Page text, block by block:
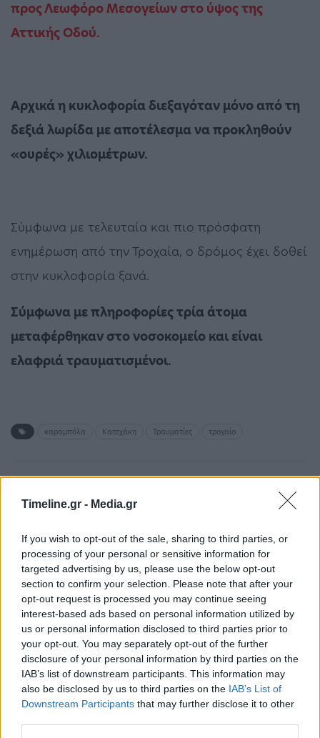
Timeline.gr - Media.gr
If you wish to opt-out of the sale, sharing to third parties, or
processing of your personal or sensitive information for
targeted advertising by us, please use the below opt-out
section to confirm your selection. Please note that after your
opt-out request is processed you may continue seeing
interest-based ads based on personal information utilized by
us or personal information disclosed to third parties prior to
your opt-out. You may separately opt-out of the further
disclosure of your personal information by third parties on the
IAB’s list of downstream participants. This information may
also be disclosed by us to third parties on the IAB’s List of
Downstream Participants that may further disclose it to other
προς Λεωφόρο Μεσογείων στο ύψος της
Αττικής Οδού.
Αρχικά η κυκλοφορία διεξαγόταν μόνο από τη
δεξιά λωρίδα με αποτέλεσμα να προκληθούν
«ουρές» χιλιομέτρων.
Σύμφωνα με τελευταία και πιο πρόσφατη
ενημέρωση από την Τροχαία, ο δρόμος έχει δοθεί
στην κυκλοφορία ξανά.
Σύμφωνα με πληροφορίες τρία άτομα
μεταφέρθηκαν στο νοσοκομείο και είναι
ελαφριά τραυματισμένοι.
καραμπόλα Κατεχάκη Τραυματίες τροχαίο
COVID-19: «Πυρά»
λαμβάνουν οι χώρες για
ταξιδιώτες από την Κίνα
-«Είναι μεροληπτικά»
Άκης Τσελέντης για
είμαστε 100% σίγουροι
ότι το φαινόμενο
τελείωσε
Μπορεί επίσης να σε ενδιαφέρει
ΕΛΛΆΔΑ ΕΛΛΆΔΑ